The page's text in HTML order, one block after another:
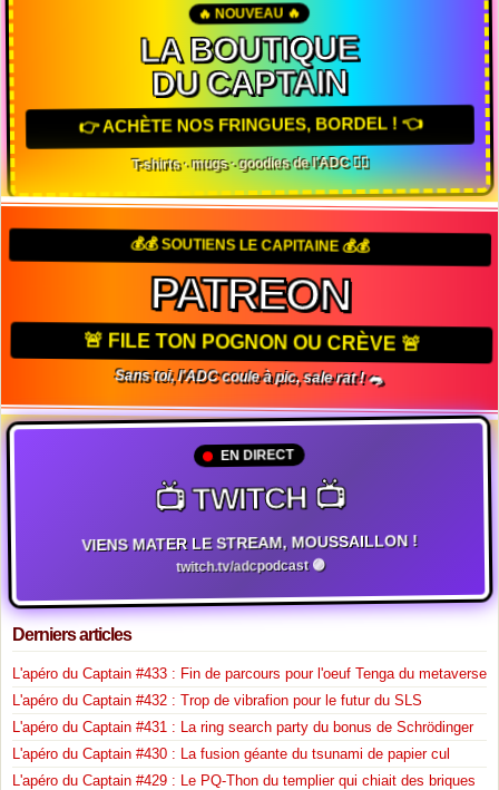
🔥 NOUVEAU 🔥
LA BOUTIQUE
DU CAPTAIN
👉 ACHÈTE NOS FRINGUES, BORDEL ! 👈
T-shirts · mugs · goodies de l'ADC 🏴‍☠️
💰💰 SOUTIENS LE CAPITAINE 💰💰
PATREON
🚨 FILE TON POGNON OU CRÈVE 🚨
Sans toi, l'ADC coule à pic, sale rat ! 🐀
EN DIRECT
📺 TWITCH 📺
VIENS MATER LE STREAM, MOUSSAILLON !
twitch.tv/adcpodcast 🟣
Derniers articles
L'apéro du Captain #433 : Fin de parcours pour l'oeuf Tenga du metaverse
L'apéro du Captain #432 : Trop de vibrafion pour le futur du SLS
L'apéro du Captain #431 : La ring search party du bonus de Schrödinger
L'apéro du Captain #430 : La fusion géante du tsunami de papier cul
L'apéro du Captain #429 : Le PQ-Thon du templier qui chiait des briques